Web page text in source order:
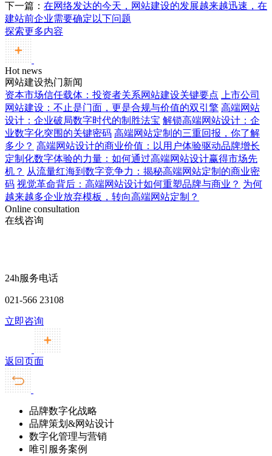
下一篇： 在网络发达的今天，网站建设的发展越来越迅速，在
建站前企业需要确定以下问题
探索更多内容
Hot news
网站建设热门新闻
资本市场信任载体：投资者关系网站建设关键要点
上市公司
网站建设：不止是门面，更是合规与价值的双引擎 高端网站
设计：企业破局数字时代的制胜法宝 解锁高端网站设计：企
业数字化突围的关键密码 高端网站定制的三重回报，你了解
多少？ 高端网站设计的商业价值：以用户体验驱动品牌增长
定制化数字体验的力量：如何通过高端网站设计赢得市场先
机？ 从流量红海到数字竞争力：揭秘高端网站定制的商业密
码 视觉革命背后：高端网站设计如何重塑品牌与商业？ 为何
越来越多企业放弃模板，转向高端网站定制？
Online consultation
在线咨询
24h服务电话
021-566 23108
立即咨询
返回页面
品牌数字化战略
品牌策划&网站设计
数字化管理与营销
唯引服务案例